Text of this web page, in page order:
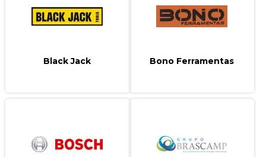
Black Jack Bono Ferramentas